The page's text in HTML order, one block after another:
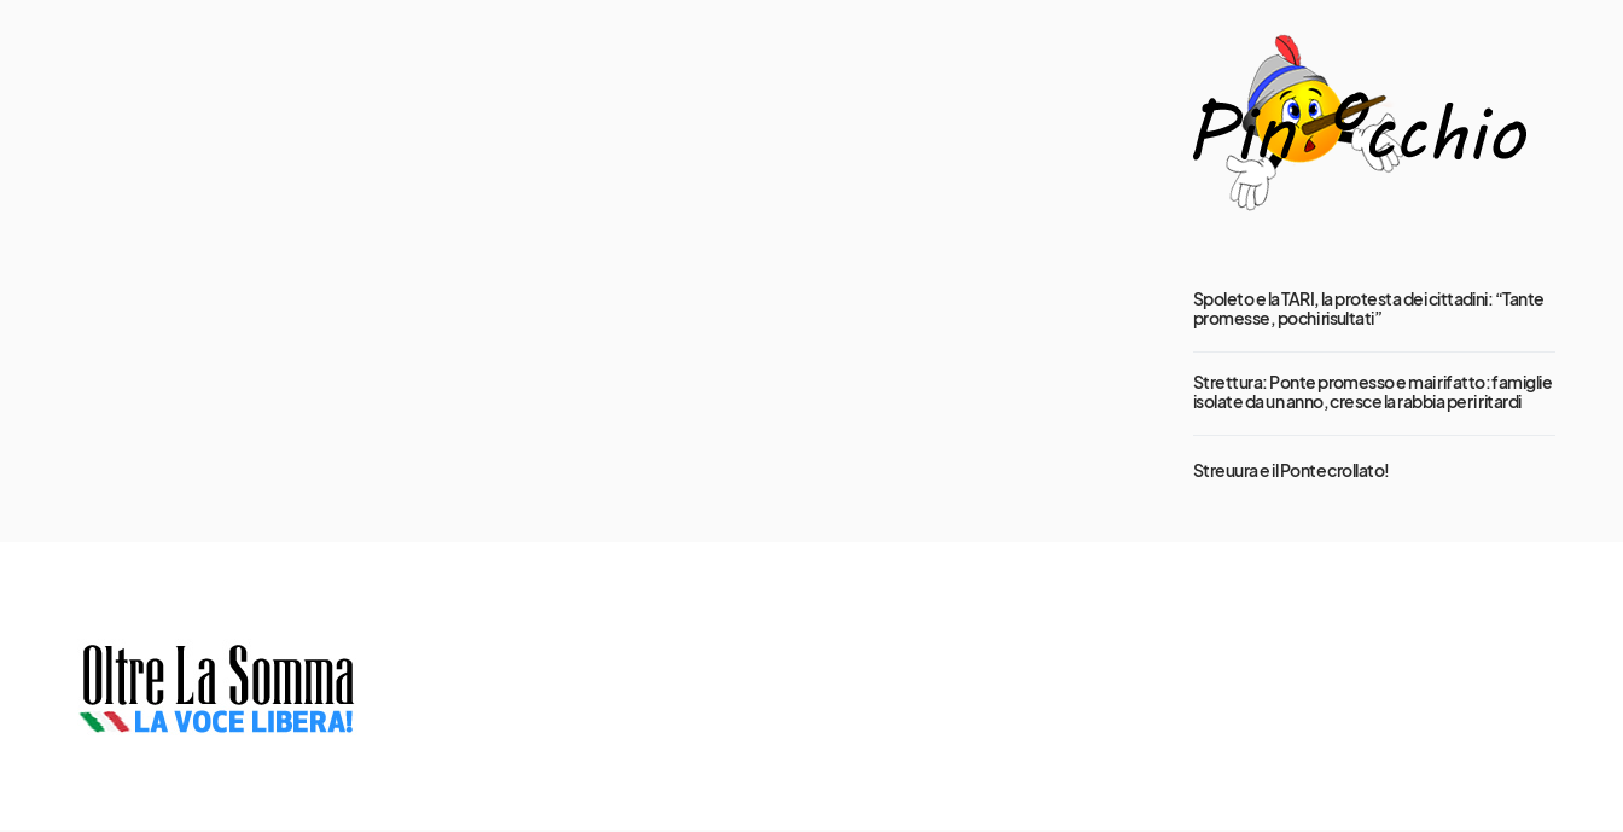
Spoleto e la TARI, la protesta dei cittadini: “Tante
promesse, pochi risultati”
Strettura: Ponte promesso e mai rifatto: famiglie
isolate da un anno, cresce la rabbia per i ritardi
Streuura e il Ponte crollato!